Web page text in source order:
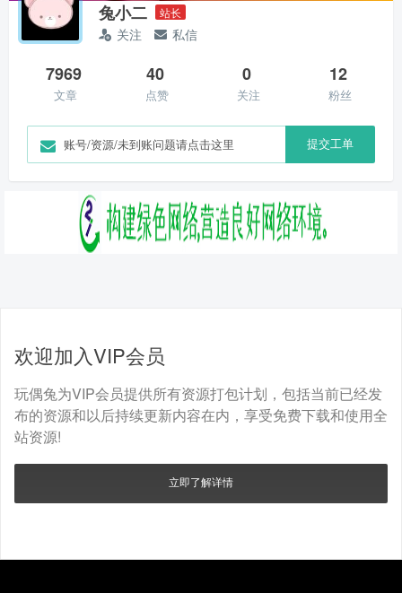
兔小二 站长
关注 私信
7969
文章
40
点赞
0
关注
12
粉丝
账号/资源/未到账问题请点击这里 提交工单
欢迎加入VIP会员
玩偶兔为VIP会员提供所有资源打包计划，包括当前已经发
布的资源和以后持续更新内容在内，享受免费下载和使用全
站资源!
立即了解详情